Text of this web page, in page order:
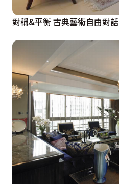
對稱&平衡 古典藝術自由對話